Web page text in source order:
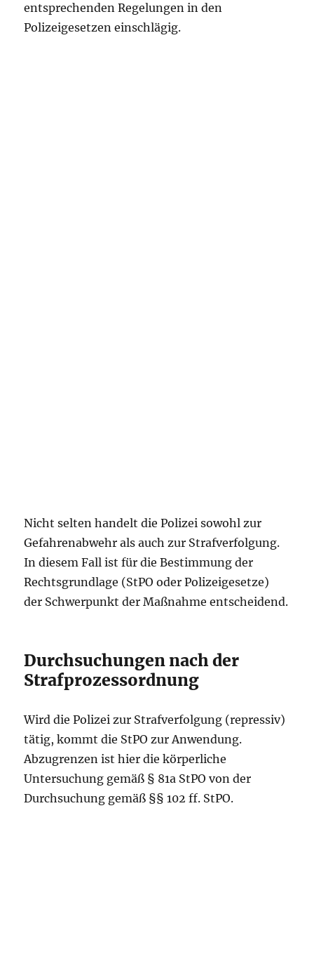
entsprechenden Regelungen in den
Polizeigesetzen einschlägig.
Nicht selten handelt die Polizei sowohl zur
Gefahrenabwehr als auch zur Strafverfolgung.
In diesem Fall ist für die Bestimmung der
Rechtsgrundlage (StPO oder Polizeigesetze)
der Schwerpunkt der Maßnahme entscheidend.
Durchsuchungen nach der
Strafprozessordnung
Wird die Polizei zur Strafverfolgung (repressiv)
tätig, kommt die StPO zur Anwendung.
Abzugrenzen ist hier die körperliche
Untersuchung gemäß § 81a StPO von der
Durchsuchung gemäß §§ 102 ff. StPO.